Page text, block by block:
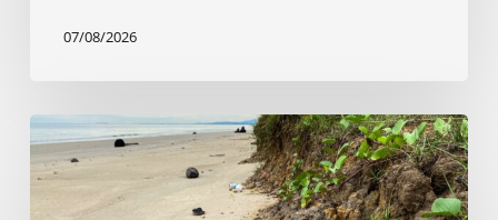
07/08/2026
Inženjer
tvrdi
da